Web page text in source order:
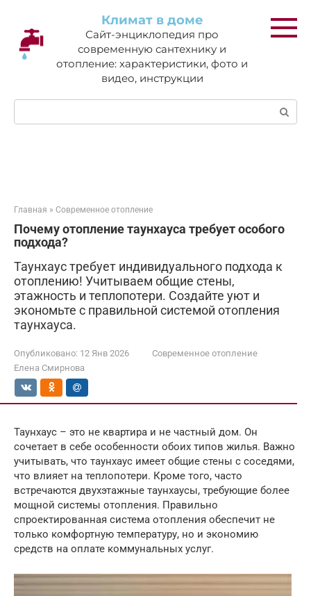
контенту
Климат в доме
Сайт-энциклопедия про
современную сантехнику и
отопление: характеристики, фото и
видео, инструкции
Поиск:
Главная » Современное отопление
Почему отопление таунхауса требует особого
подхода?
Таунхаус требует индивидуального подхода к
отоплению! Учитываем общие стены,
этажность и теплопотери. Создайте уют и
экономьте с правильной системой отопления
таунхауса.
Опубликовано: 12 Янв 2026
Современное отопление
Елена Смирнова
Таунхаус – это не квартира и не частный дом. Он
сочетает в себе особенности обоих типов жилья. Важно
учитывать, что таунхаус имеет общие стены с соседями,
что влияет на теплопотери. Кроме того, часто
встречаются двухэтажные таунхаусы, требующие более
мощной системы отопления. Правильно
спроектированная система отопления обеспечит не
только комфортную температуру, но и экономию
средств на оплате коммунальных услуг.